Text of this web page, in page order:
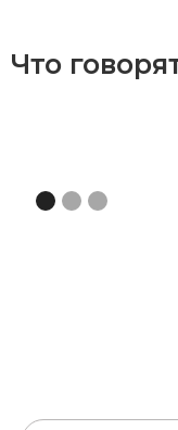
Что